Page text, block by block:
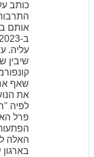
כותב
אותם
עליה.
שאף
את
לפיה
פרל
האלה